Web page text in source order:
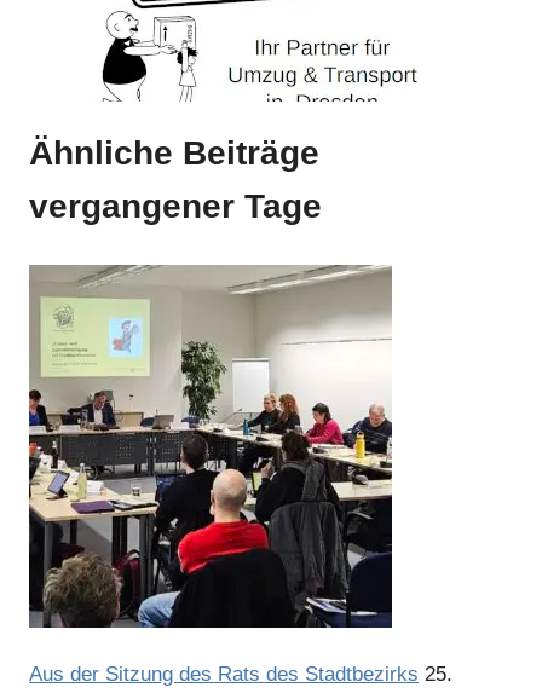
Anzeige
Anzeige
Ähnliche Beiträge
vergangener Tage
Aus der Sitzung des Rats des Stadtbezirks 25.